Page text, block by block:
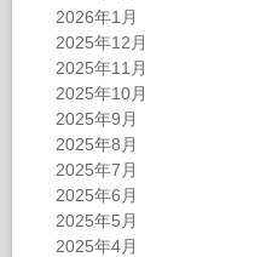
2026年1月
2025年12月
2025年11月
2025年10月
2025年9月
2025年8月
2025年7月
2025年6月
2025年5月
2025年4月